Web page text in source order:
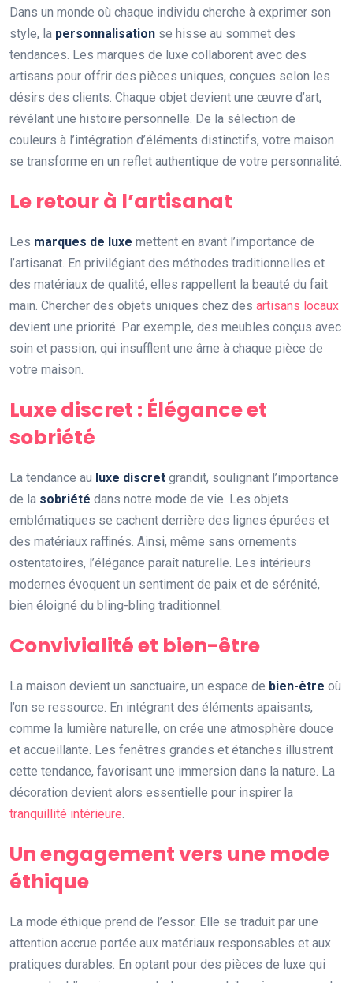
Dans un monde où chaque individu cherche à exprimer son
style, la personnalisation se hisse au sommet des
tendances. Les marques de luxe collaborent avec des
artisans pour offrir des pièces uniques, conçues selon les
désirs des clients. Chaque objet devient une œuvre d’art,
révélant une histoire personnelle. De la sélection de
couleurs à l’intégration d’éléments distinctifs, votre maison
se transforme en un reflet authentique de votre personnalité.
Le retour à l’artisanat
Les marques de luxe mettent en avant l’importance de
l’artisanat. En privilégiant des méthodes traditionnelles et
des matériaux de qualité, elles rappellent la beauté du fait
main. Chercher des objets uniques chez des artisans locaux
devient une priorité. Par exemple, des meubles conçus avec
soin et passion, qui insufflent une âme à chaque pièce de
votre maison.
Luxe discret : Élégance et
sobriété
La tendance au luxe discret grandit, soulignant l’importance
de la sobriété dans notre mode de vie. Les objets
emblématiques se cachent derrière des lignes épurées et
des matériaux raffinés. Ainsi, même sans ornements
ostentatoires, l’élégance paraît naturelle. Les intérieurs
modernes évoquent un sentiment de paix et de sérénité,
bien éloigné du bling-bling traditionnel.
Convivialité et bien-être
La maison devient un sanctuaire, un espace de bien-être où
l’on se ressource. En intégrant des éléments apaisants,
comme la lumière naturelle, on crée une atmosphère douce
et accueillante. Les fenêtres grandes et étanches illustrent
cette tendance, favorisant une immersion dans la nature. La
décoration devient alors essentielle pour inspirer la
tranquillité intérieure.
Un engagement vers une mode
éthique
La mode éthique prend de l’essor. Elle se traduit par une
attention accrue portée aux matériaux responsables et aux
pratiques durables. En optant pour des pièces de luxe qui